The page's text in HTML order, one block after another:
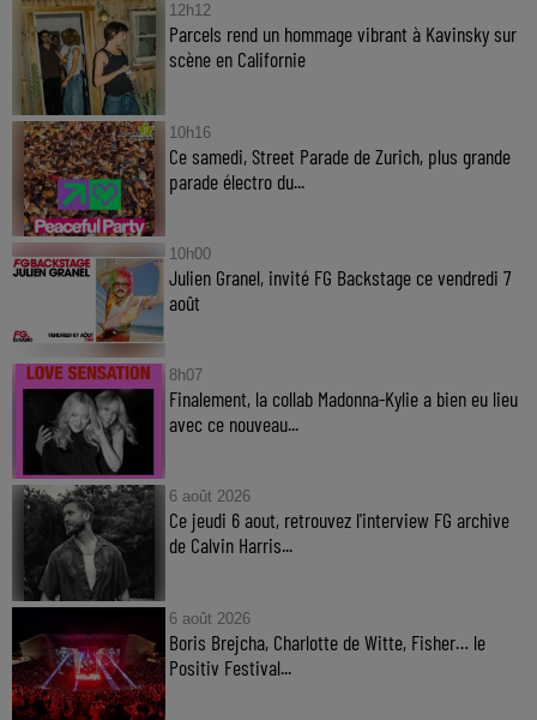
12h12
Parcels rend un hommage vibrant à Kavinsky sur
scène en Californie
10h16
Ce samedi, Street Parade de Zurich, plus grande
parade électro du...
10h00
Julien Granel, invité FG Backstage ce vendredi 7
août
8h07
Finalement, la collab Madonna-Kylie a bien eu lieu
avec ce nouveau...
6 août 2026
Ce jeudi 6 aout, retrouvez l'interview FG archive
de Calvin Harris...
6 août 2026
Boris Brejcha, Charlotte de Witte, Fisher… le
Positiv Festival...